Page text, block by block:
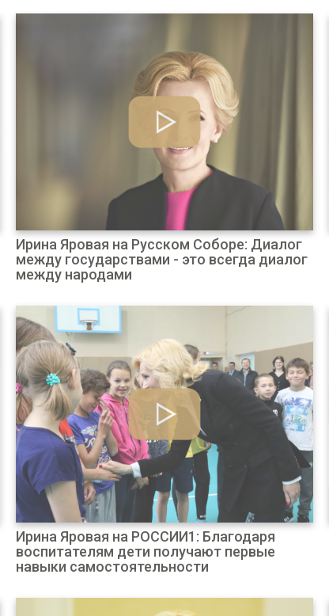
Ирина Яровая на Русском Соборе: Диалог
между государствами - это всегда диалог
между народами
Ирина Яровая на РОССИИ1: Благодаря
воспитателям дети получают первые
навыки самостоятельности